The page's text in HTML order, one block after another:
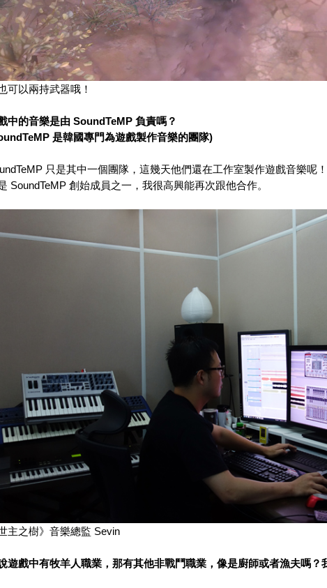
可以兩持武器哦！
中的音樂是由 SoundTeMP 負責嗎？
是韓國專門為遊戲製作音樂的團隊)
只是其中一個團隊，這幾天他們還在工作室製作遊戲音樂呢
SoundTeMP 創始成員之一，我很高興能再次跟他合作。
主之樹》音樂總監 Sevin
遊戲中有牧羊人職業，那有其他非戰鬥職業，像是廚師或者漁夫嗎？